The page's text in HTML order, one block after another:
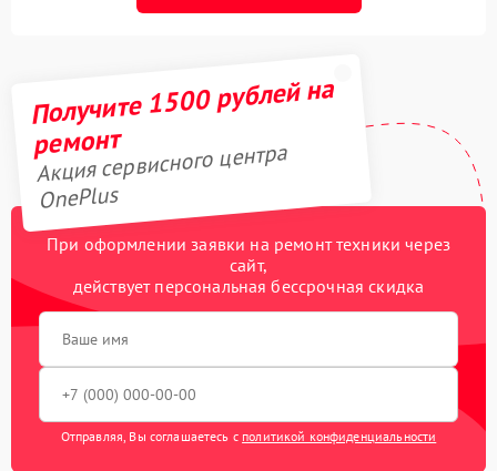
Получите 1500 рублей на
ремонт
Акция сервисного центра
OnePlus
При оформлении заявки на ремонт техники через
сайт,
действует персональная бессрочная скидка
Отправляя, Вы соглашаетесь с политикой конфиденциальности